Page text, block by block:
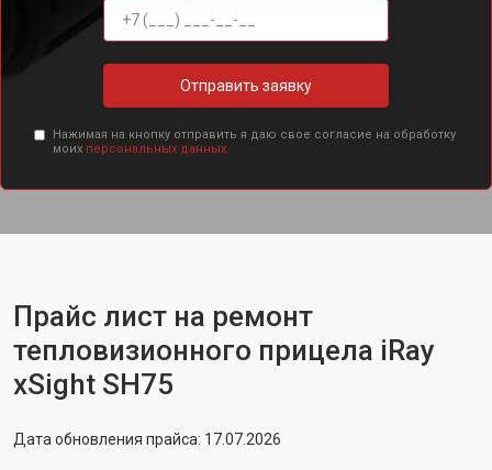
Отправить заявку
Нажимая на кнопку отправить я даю свое согласие на обработку
моих персональных данных.
Прайс лист на ремонт
тепловизионного прицела iRay
xSight SH75
Дата обновления прайса: 17.07.2026